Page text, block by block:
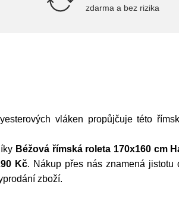
zdarma a bez rizika
vláken propůjčuje této
Béžová římská roleta 170x160 cm
Kč. Nákup přes nás znamená jistotu
zboží.